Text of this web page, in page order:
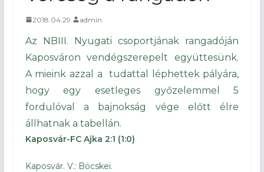
2018.04.29. admin
Az NBIII. Nyugati csoportjának rangadóján
Kaposváron vendégszerepelt együttesünk.
A mieink azzal a tudattal léphettek pályára,
hogy egy esetleges győzelemmel 5
fordulóval a bajnokság vége előtt élre
állhatnak a tabellán.
Kaposvár-FC Ajka 2:1 (1:0)
Kaposvár. V.: Böcskei.